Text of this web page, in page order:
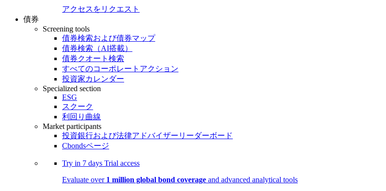
アクセスをリクエスト
債券
Screening tools
債券検索および債券マップ
債券検索（AI搭載）
債券クオート検索
すべてのコーポレートアクション
投資家カレンダー
Specialized section
ESG
スクーク
利回り曲線
Market participants
投資銀行および法律アドバイザーリーダーボード
Cbondsページ
Try in 7 days Trial access
Evaluate over 1 million global bond coverage and advanced analytical tools